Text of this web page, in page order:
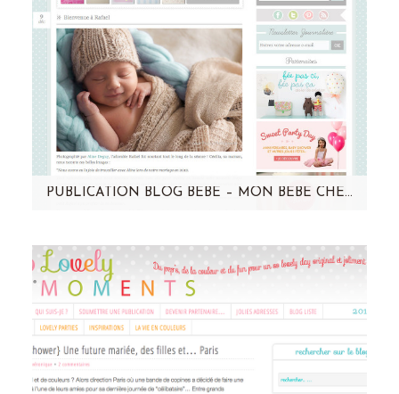
PUBLICATION BLOG BÉBÉ – MON BÉBÉ CHÉRI – RAFAEL
bébé chéri ! Cliquez sur l'image pour en voir
plus: Un…